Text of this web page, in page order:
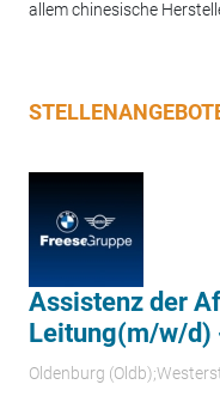
allem chinesische
Assistenz der
Leitung(m/w/d)
Oldenburg